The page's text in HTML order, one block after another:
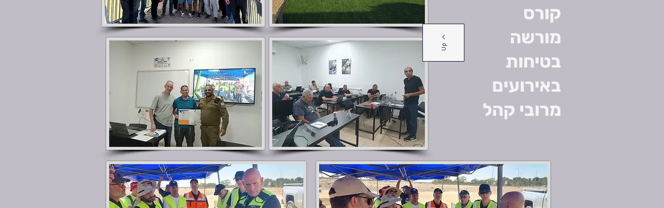
קורס
מורשה
בטיחות
באירועים
מרובי קהל
Up